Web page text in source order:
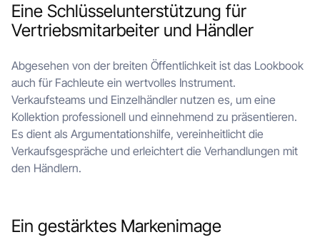
Eine Schlüsselunterstützung für
Vertriebsmitarbeiter und Händler
Abgesehen von der breiten Öffentlichkeit ist das Lookbook
auch für Fachleute ein wertvolles Instrument.
Verkaufsteams und Einzelhändler nutzen es, um eine
Kollektion professionell und einnehmend zu präsentieren.
Es dient als Argumentationshilfe, vereinheitlicht die
Verkaufsgespräche und erleichtert die Verhandlungen mit
den Händlern.
Ein gestärktes Markenimage